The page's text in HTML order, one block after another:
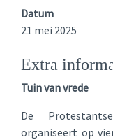
Datum
21 mei 2025
Extra
Tuin van vrede
De
organiseert op